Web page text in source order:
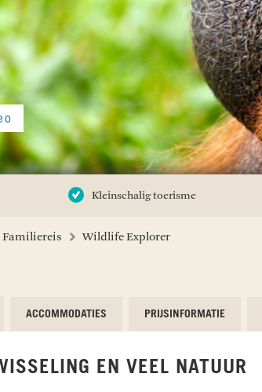
Kleinschalig toerisme
Familiereis Wildlife Explorer
ACCOMMODATIES PRIJSINFORMATIE
EN VEEL NATUUR